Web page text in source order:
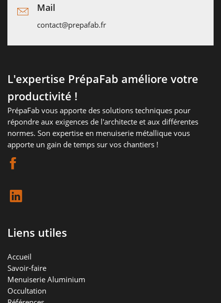
Mail
contact@prepafab.fr
L'expertise PrépaFab améliore votre
productivité !
PrépaFab vous apporte des solutions techniques pour
répondre aux exigences de l'architecte et aux différentes
normes. Son expertise en menuiserie métallique vous
apporte un gain de temps sur vos chantiers !
Liens utiles
Accueil
Savoir-faire
Menuiserie Aluminium
Occultation